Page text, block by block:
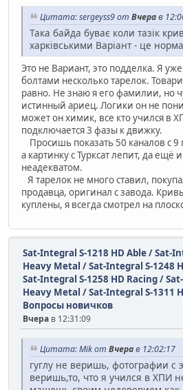
Цитата: sergeyss9 от Вчерав
Така байда буває коли тазік
харківськими Варіант - це норма
Это не Вариант, это подделка. Я
болтами несколько тарелок.
равно. Не знаю я его фамилии, но
истинный ариец. Логики он не
может он химик, все кто учился в
подключается 3 фазы к движку.
Просишь показать 50 каналов с 9
а картинку с Турксат лепит, да ещё
неадекватом.
Я тарелок не много ставил,
продавца, оригинал с завода.
куплены, я всегда смотрел на
Sat-Integral S-1218 HD Able / Sat-
Heavy Metal / Sat-Integral S-1248
Sat-Integral S-1258 HD Racing /
Heavy Metal / Sat-Integral S-1311
Вопросы новичков
Вчера в 12:31:09
Цитата: Mik от Вчерав 12:02:17
гуглу не веришь, фотографии с
веришь,то, что я учился в ХПИ